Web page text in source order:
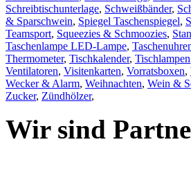
Schreibtischunterlage, Schweißbänder,
& Sparschwein, Spiegel Taschenspiegel,
Teamsport, Squeezies & Schmoozies,
Taschenlampe LED-Lampe,
Thermometer, Tischkalender, Tischlampen
Ventilatoren, Visitenkarten, Vorratsboxen,
Wecker & Alarm, Weihnachten, Wein &
Zucker, Zündhölzer,
Wir sind